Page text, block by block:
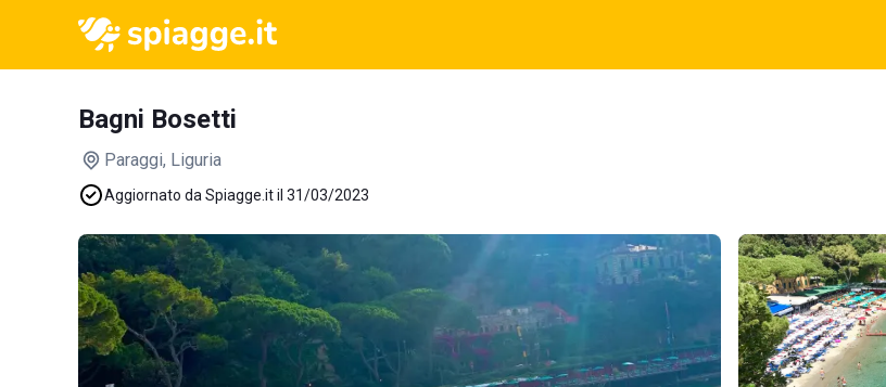
Bagni Bosetti
Paraggi, Liguria
Aggiornato da Spiagge.it il 31/03/2023